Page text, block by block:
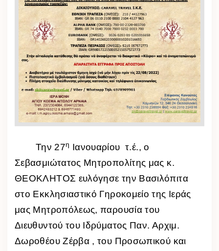
Την 27η Ιανουαρίου τ.έ., ο
Σεβασμιώτατος Μητροπολίτης μας κ.
ΘΕΟΚΛΗΤΟΣ ευλόγησε την Βασιλόπιτα
στο Εκκλησιαστικό Γηροκομείο της Ιεράς
μας Μητροπόλεως, παρουσία του
Διευθυντού του Ιδρύματος Παν. Αρχιμ.
Δωροθέου Ζέρβα , του Προσωπικού και